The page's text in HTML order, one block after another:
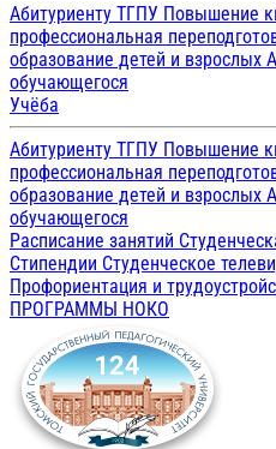
Абитуриенту ТГПУ Повышение
профессиональная
образование детей и взрослых
обучающегося
Учёба
Абитуриенту ТГПУ Повышение
профессиональная
образование детей и взрослых
обучающегося
Расписание занятий
Стипендии Студенческое
Профориентация и
ПРОГРАММЫ НОКО